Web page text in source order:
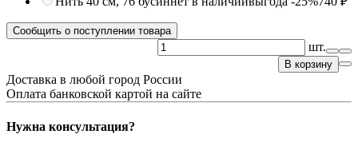
Сообщить о поступлении товара
шт.
В корзину
Доставка в любой город России
Оплата банковской картой на сайте
Нужна консультация?